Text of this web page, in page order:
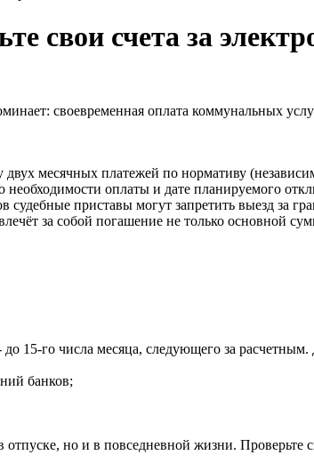
свои счета за
своевременная оплата коммунальных
месячных платежей по нормативу
оплаты и дате планируемого
судебные приставы могут запретить выезд за
за собой погашение не только основной
15-го числа месяца, следующего за
банков;
но и в повседневной жизни. Проверьте